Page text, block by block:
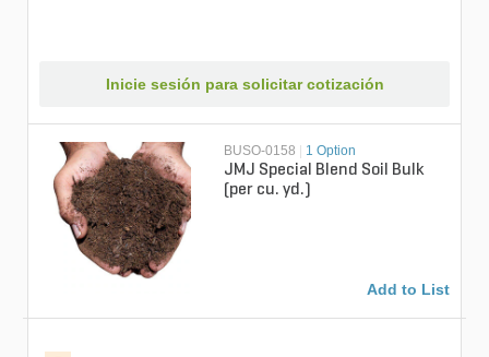
Inicie sesión para solicitar cotización
BUSO-0158 | 1 Option
JMJ Special Blend Soil Bulk
(per cu. yd.)
Add to List